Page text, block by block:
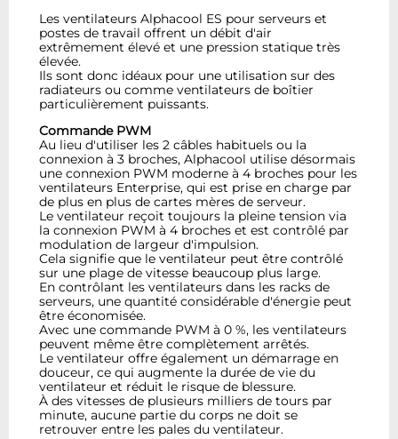
Les ventilateurs Alphacool ES pour serveurs et
postes de travail offrent un débit d'air
extrêmement élevé et une pression statique très
élevée.
Ils sont donc idéaux pour une utilisation sur des
radiateurs ou comme ventilateurs de boîtier
particulièrement puissants.
Commande PWM
Au lieu d'utiliser les 2 câbles habituels ou la
connexion à 3 broches, Alphacool utilise désormais
une connexion PWM moderne à 4 broches pour les
ventilateurs Enterprise, qui est prise en charge par
de plus en plus de cartes mères de serveur.
Le ventilateur reçoit toujours la pleine tension via
la connexion PWM à 4 broches et est contrôlé par
modulation de largeur d'impulsion.
Cela signifie que le ventilateur peut être contrôlé
sur une plage de vitesse beaucoup plus large.
En contrôlant les ventilateurs dans les racks de
serveurs, une quantité considérable d'énergie peut
être économisée.
Avec une commande PWM à 0 %, les ventilateurs
peuvent même être complètement arrêtés.
Le ventilateur offre également un démarrage en
douceur, ce qui augmente la durée de vie du
ventilateur et réduit le risque de blessure.
À des vitesses de plusieurs milliers de tours par
minute, aucune partie du corps ne doit se
retrouver entre les pales du ventilateur.